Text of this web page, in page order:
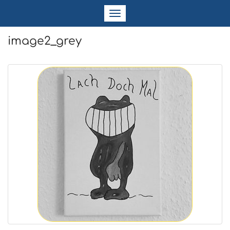
Navigation
ein-/ausblenden
image2_grey